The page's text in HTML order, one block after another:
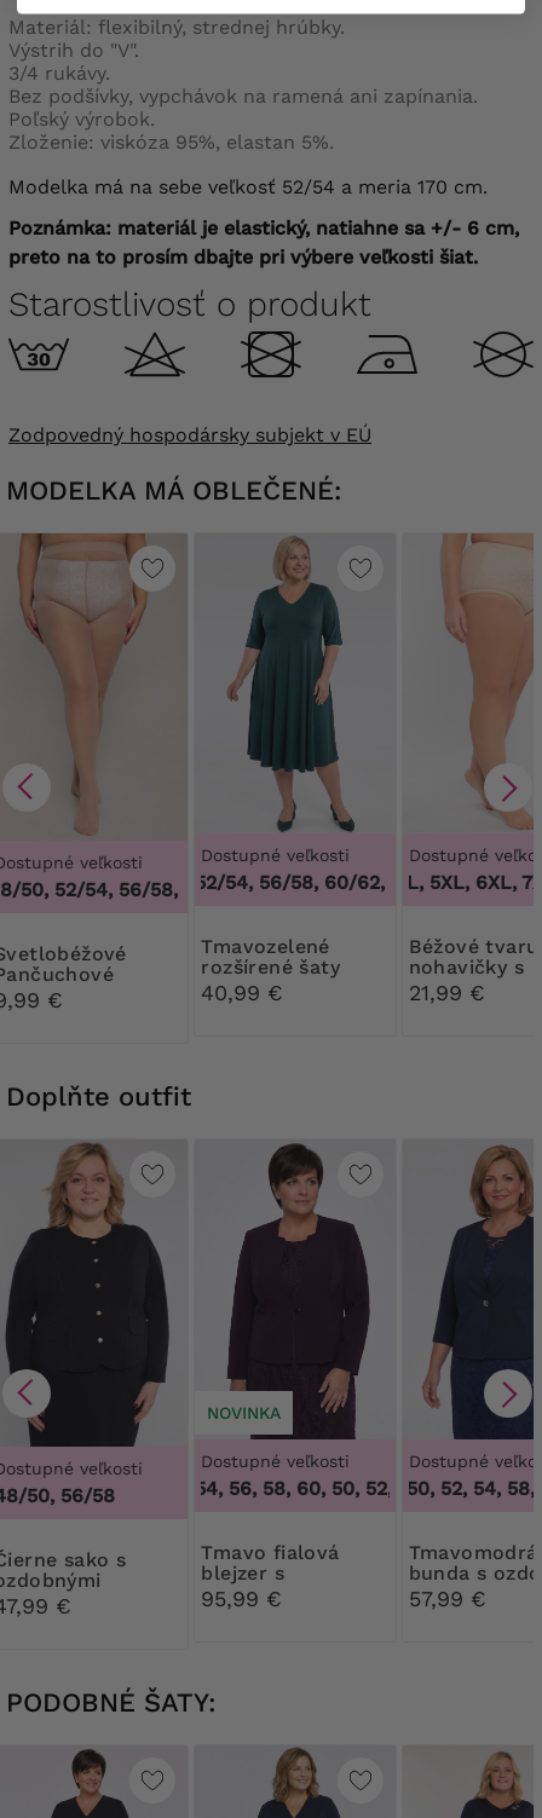
Materiál: flexibilný, strednej hrúbky.
Výstrih do "V".
3/4 rukávy.
Bez podšívky, vypchávok na ramená ani zapínania.
Poľský výrobok.
Zloženie: viskóza 95%, elastan 5%.
Modelka má na sebe veľkosť 52/54 a meria 170 cm.
Poznámka: materiál je elastický, natiahne sa +/- 6 cm,
preto na to prosím dbajte pri výbere veľkosti šiat.
Starostlivosť o produkt
Zodpovedný hospodársky subjekt v EÚ
MODELKA MÁ OBLEČENÉ:
veľkosti
50, 52/54, 56/58, 60/62,44/46, 48/50, 52/54, 56/58, 60/
Ribessa
DEN
€
Dostupné veľkosti
48/50, 52/54, 56/58, 60/62,48/50, 52/54,
Tmavozelené
rozšírené šaty
40,99 €
Dostupné
3XL, 4XL, 5XL, 6XL,
Béžové tvarujúce
nohavičky s
kvetinovou
21,99 €
Doplňte outfit
veľkosti
50, 56/58
s
€
NOVINKA
Dostupné veľkosti
50, 52, 54, 56, 58, 60,50, 52, 54, 56, 58, 60
Tmavo fialová
blejzer s
gombíkom
95,99 €
Dostupné
46, 48, 50, 52, 54, 58,
Tmavomodrá
bunda s
gombíkom
57,99 €
PODOBNÉ ŠATY: